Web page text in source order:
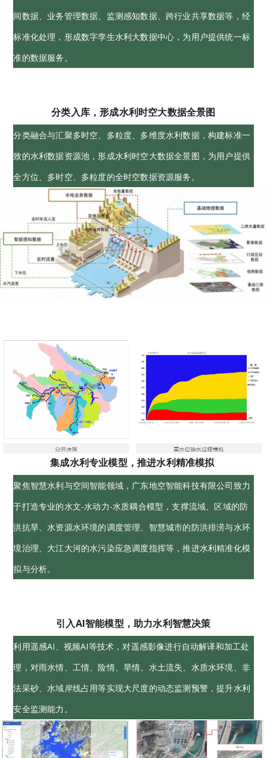
间数据、业务管理数据、监测感知数据、跨行业共享数据等，经
标准化处理，形成数字孪生水利大数据中心，为用户提供统一标
准的数据服务。
分类入库，形成水利时空大数据全景图
分类融合与汇聚多时空、多粒度、多维度水利数据，构建标准一
致的水利数据资源池，形成水利时空大数据全景图，为用户提供
全方位、多时空、多粒度的全时空数据资源服务。
集成水利专业模型，推进水利精准模拟
聚焦智慧水利与空间智能领域，广东地空智能科技有限公司致力
于打造专业的水文-水动力-水质耦合模型，支撑流域、区域的防
洪抗旱、水资源水环境的调度管理、智慧城市的防洪排涝与水环
境治理、大江大河的水污染应急调度指挥等，推进水利精准化模
拟与分析。
引入AI智能模型，助力水利智慧决策
利用遥感AI、视频AI等技术，对遥感影像进行自动解译和加工处
理，对雨水情、工情、险情、旱情、水土流失、水质水环境、非
法采砂、水域岸线占用等实现大尺度的动态监测预警，提升水利
安全监测能力。